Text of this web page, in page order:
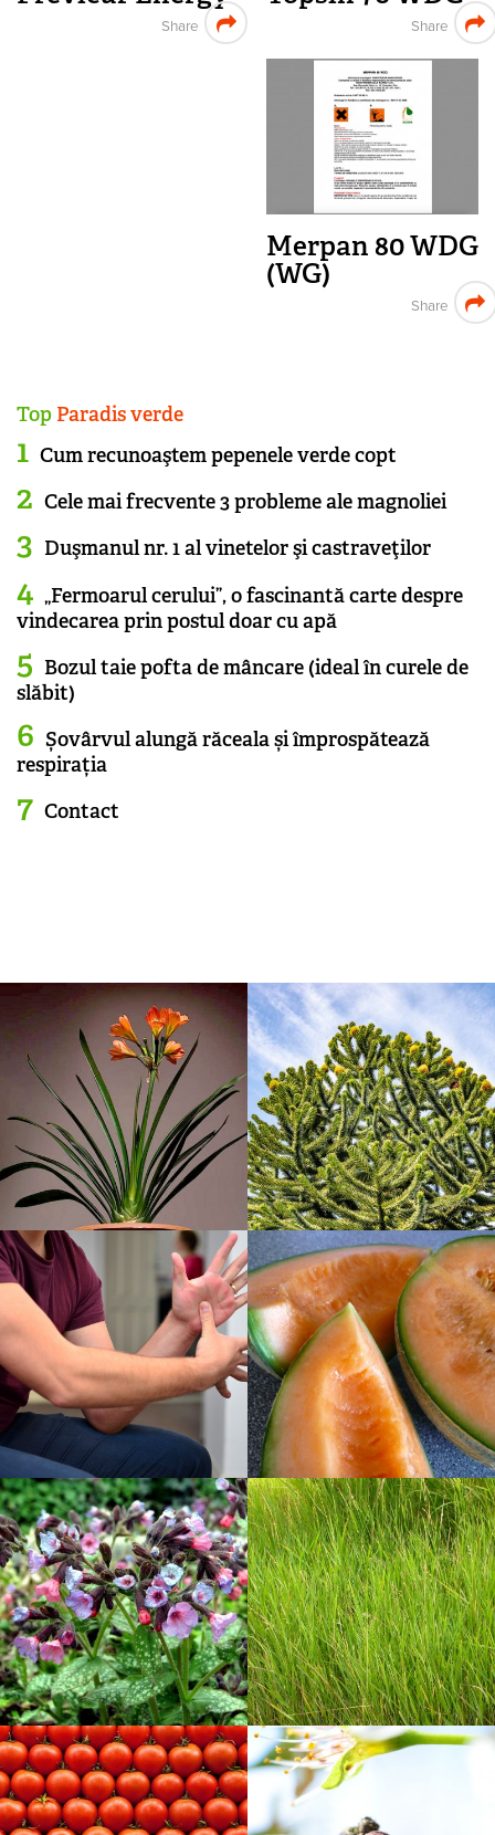
Share Share
Merpan 80 WDG
(WG)
Share
Top Paradis verde
Cum recunoaştem pepenele verde copt
Cele mai frecvente 3 probleme ale magnoliei
Duşmanul nr. 1 al vinetelor şi castraveţilor
„Fermoarul cerului”, o fascinantă carte despre
vindecarea prin postul doar cu apă
Bozul taie pofta de mâncare (ideal în curele de
slăbit)
Șovârvul alungă răceala și împrospătează
respirația
Contact